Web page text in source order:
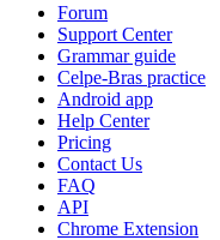
Forum
Support Center
Grammar guide
Celpe-Bras practice
Android app
Help Center
Pricing
Contact Us
FAQ
API
Chrome Extension